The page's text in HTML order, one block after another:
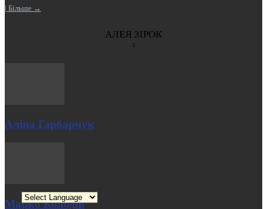
| Більше →
АЛЕЯ ЗІРОК
Аліна Гарбарчук
Марко Колодій